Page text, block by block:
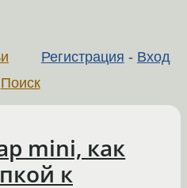
Регистрация - Вход
Поиск
mini, как
к